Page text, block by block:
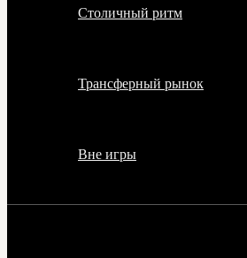
Столичный ритм
Трансферный рынок
Вне игры